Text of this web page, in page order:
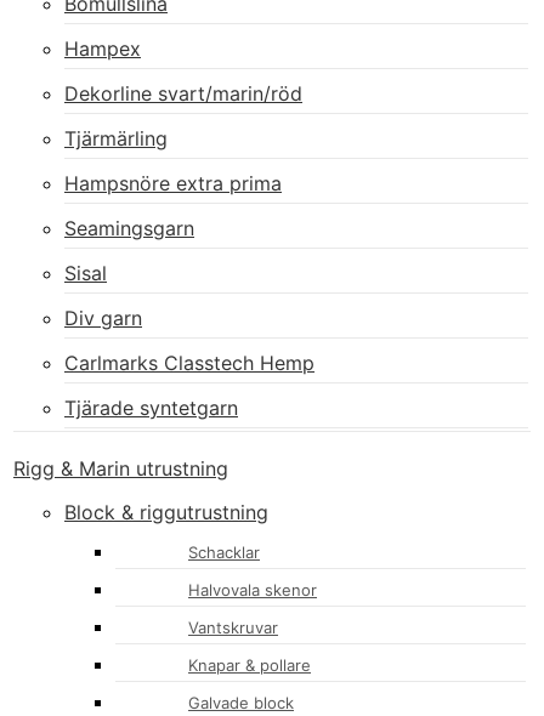
Hampex
Dekorline svart/marin/röd
Tjärmärling
Hampsnöre extra prima
Seamingsgarn
Sisal
Div garn
Carlmarks Classtech Hemp
Tjärade syntetgarn
Rigg & Marin utrustning
Block & riggutrustning
Schacklar
Halvovala skenor
Vantskruvar
Knapar & pollare
Galvade block